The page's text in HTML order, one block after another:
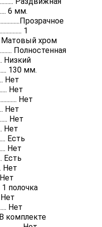
6 мм.
1
Матовый хром
Полностенная
Низкий
130 мм.
Нет
Нет
Нет
Нет
Нет
Нет
Есть
Нет
Есть
Нет
Нет
1 полочка
Нет
Нет
В комплекте